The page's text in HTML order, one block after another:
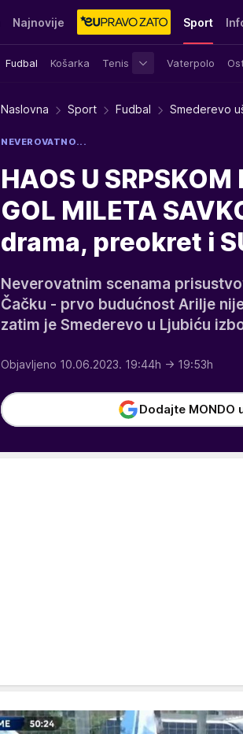
Najnovije Sport
Fudbal Košarka Tenis Vaterpolo
Stvar ukusa Yumama
Naslovna Sport Fudbal Smederevo
NEVEROVATNO...
HAOS U
GOL MILETA
drama, preokret i
Neverovatnim scenama
Čačku - prvo budućnost Arilje
zatim je Smederevo u Ljubiću
Objavljeno 10.06.2023. 19:44h → 19:53h
Dodajte MONDO